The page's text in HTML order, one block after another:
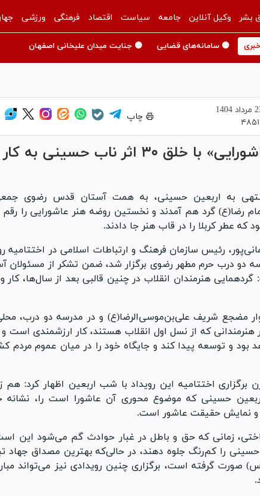
بشر وکیل آنلاین جامعه سیاست اقتصاد فرهنگی ورزشی
🟡 سامانه‌های قضایی 🟡 جنایت میدان علیخانی اصفهان
1404
چاپ
رویداد هنری «روضه هنر عاشورایی» با خلق ۳۰ اثر ناب حسینی به کار
به اربعین حسینی، به همت آستان قدس رضوی
رضا(ع) گرد هم آمدند و نخستین روضه هنر عاشورایی را رقم
رئیس سازمان فرهنگ و ارتباطات اسلامی در اختتامیه
دو درب حرم مطهر رضوی برگزار شد، ضمن تشکر از مسئولان
هنرمندان انقلاب در چنین قالبی بعد از سال‌ها، کار
مضجع شریف علی‌بن‌موسی‌الرضا(ع) و در مدرسه دو درب،
که از نسل اول انقلاب هستند، کار ارزشمندی است و
بود و توسعه پیدا کند و جایگاه خود را در میان عموم‌ مردم
برگزاری اختتامیه این رویداد با شب اربعین اظهار کرد: هم
حسینی که موضوع محوری آن عاشورا است را، نشانه
و نمایش حقیقت عاشور است.
زمانی که حق و باطل در غبار حوادث گم می‌شود این
را کم‌رنگ جلوه دهند، در حالی‌که بهترین مصداق جهاد
گرفته است، برگزاری چنین رویدادی نیز می‌تواند